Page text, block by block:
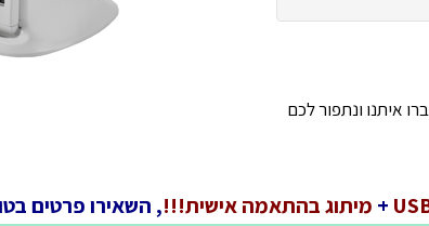
איתנו ונתפור לכם
+ מיתוג בהתאמה אישית!!!, השאירו פרטים